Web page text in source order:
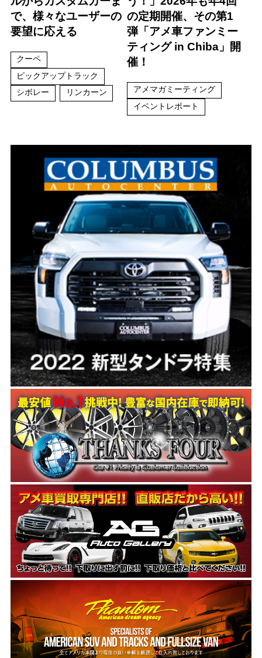
で、様々なユーザーの
要望に応える
クーペ
ピックアップトラック
シボレー
リンカーン
の定期開催、その第1
弾「アメ車ファンミー
ティング in Chiba」開
催！
アメマガミーティング
イベントレポート